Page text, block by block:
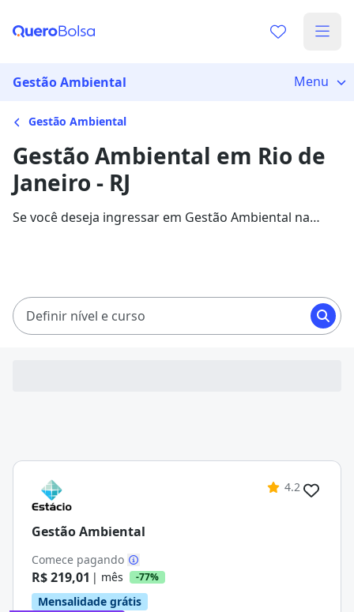
Gestão Ambiental Menu
Gestão Ambiental
Gestão Ambiental em Rio de
Janeiro - RJ
Se você deseja ingressar em Gestão Ambiental na
Definir nível e curso
4.2
Gestão Ambiental
Comece pagando
R$ 219,01 | mês -77%
Mensalidade grátis